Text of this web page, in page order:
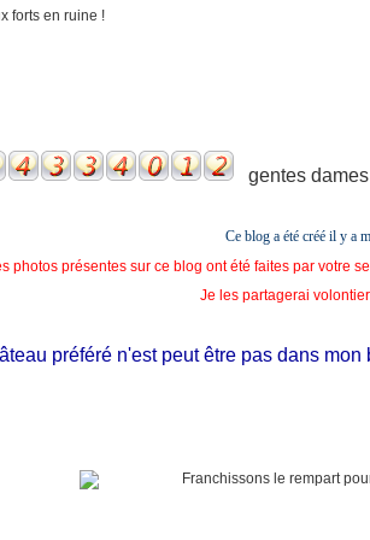
gentes
Ce blog a été créé il y a
photos présentes sur ce blog ont été faites par votre
Je les partagerai
préféré n'est peut être pas dans mon